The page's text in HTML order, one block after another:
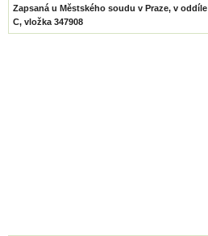
Zapsaná u Městského soudu v Praze, v oddíle
C, vložka 347908